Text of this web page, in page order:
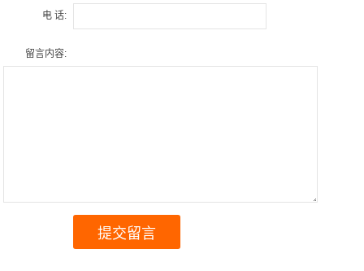
电 话:
留言内容: